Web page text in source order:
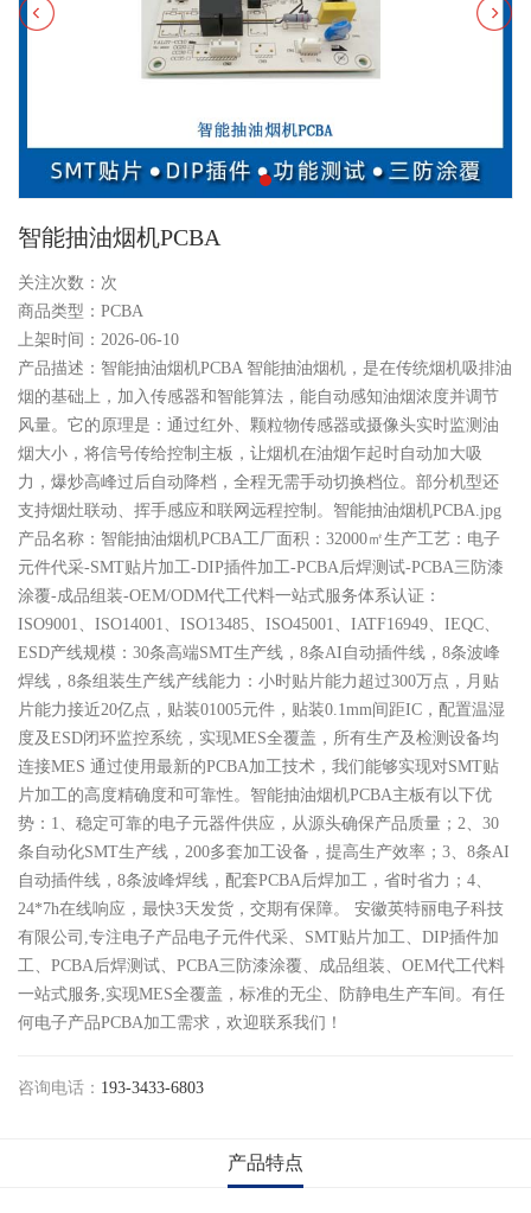
智能抽油烟机PCBA
关注次数： 次
商品类型：PCBA
上架时间：2026-06-10
产品描述：智能抽油烟机PCBA 智能抽油烟机，是在传统烟机吸排油
烟的基础上，加入传感器和智能算法，能自动感知油烟浓度并调节
风量。它的原理是：通过红外、颗粒物传感器或摄像头实时监测油
烟大小，将信号传给控制主板，让烟机在油烟乍起时自动加大吸
力，爆炒高峰过后自动降档，全程无需手动切换档位。部分机型还
支持烟灶联动、挥手感应和联网远程控制。智能抽油烟机PCBA.jpg
产品名称：智能抽油烟机PCBA工厂面积：32000㎡生产工艺：电子
元件代采-SMT贴片加工-DIP插件加工-PCBA后焊测试-PCBA三防漆
涂覆-成品组装-OEM/ODM代工代料一站式服务体系认证：
ISO9001、ISO14001、ISO13485、ISO45001、IATF16949、IEQC、
ESD产线规模：30条高端SMT生产线，8条AI自动插件线，8条波峰
焊线，8条组装生产线产线能力：小时贴片能力超过300万点，月贴
片能力接近20亿点，贴装01005元件，贴装0.1mm间距IC，配置温湿
度及ESD闭环监控系统，实现MES全覆盖，所有生产及检测设备均
连接MES 通过使用最新的PCBA加工技术，我们能够实现对SMT贴
片加工的高度精确度和可靠性。智能抽油烟机PCBA主板​有以下优
势：1、稳定可靠的电子元器件供应，从源头确保产品质量；2、30
条自动化SMT生产线，200多套加工设备，提高生产效率；3、8条AI
自动插件线，8条波峰焊线，配套PCBA后焊加工，省时省力；4、
24*7h在线响应，最快3天发货，交期有保障。 安徽英特丽电子科技
有限公司,专注电子产品电子元件代采、SMT贴片加工、DIP插件加
工、PCBA后焊测试、PCBA三防漆涂覆、成品组装、OEM代工代料
一站式服务,实现MES全覆盖，标准的无尘、防静电生产车间。有任
何电子产品PCBA加工需求，欢迎联系我们！
咨询电话： 193-3433-6803
产品特点